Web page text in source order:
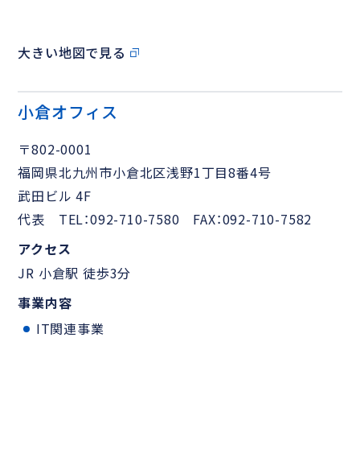
大きい地図で見る
小倉オフィス
〒802-0001
福岡県北九州市小倉北区浅野1丁目8番4号
武田ビル 4F
代表 TEL：092-710-7580 FAX：092-710-7582
アクセス
JR 小倉駅 徒歩3分
事業内容
IT関連事業